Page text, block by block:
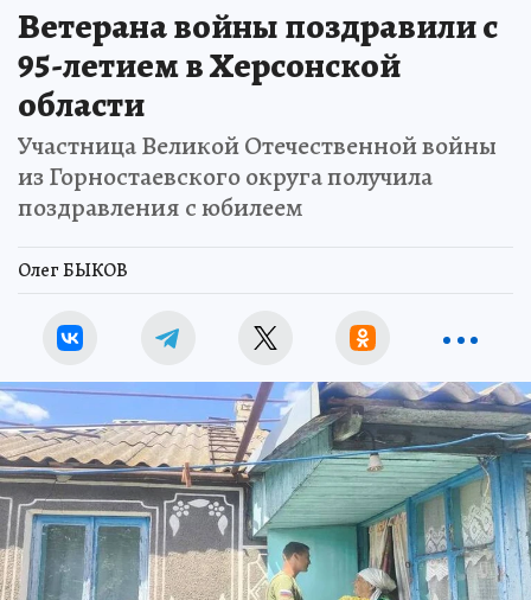
Ветерана войны поздравили с
95-летием в Херсонской
области
Участница Великой Отечественной войны
из Горностаевского округа получила
поздравления с юбилеем
Олег БЫКОВ